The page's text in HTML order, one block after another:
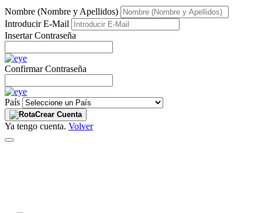
Nombre (Nombre y Apellidos)
Introducir E-Mail
Insertar Contraseña
Confirmar Contraseña
País
Crear Cuenta
Ya tengo cuenta. Volver